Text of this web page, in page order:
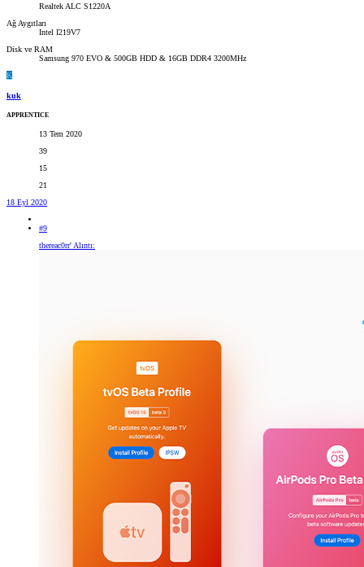
Realtek ALC S1220A
Ağ Aygıtları
Intel I219V7
Disk ve RAM
Samsung 970 EVO & 500GB HDD & 16GB DDR4 3200MHz
K
kuk
APPRENTICE
13 Tem 2020
39
15
21
18 Eyl 2020
#9
thereac0rr' Alıntı: